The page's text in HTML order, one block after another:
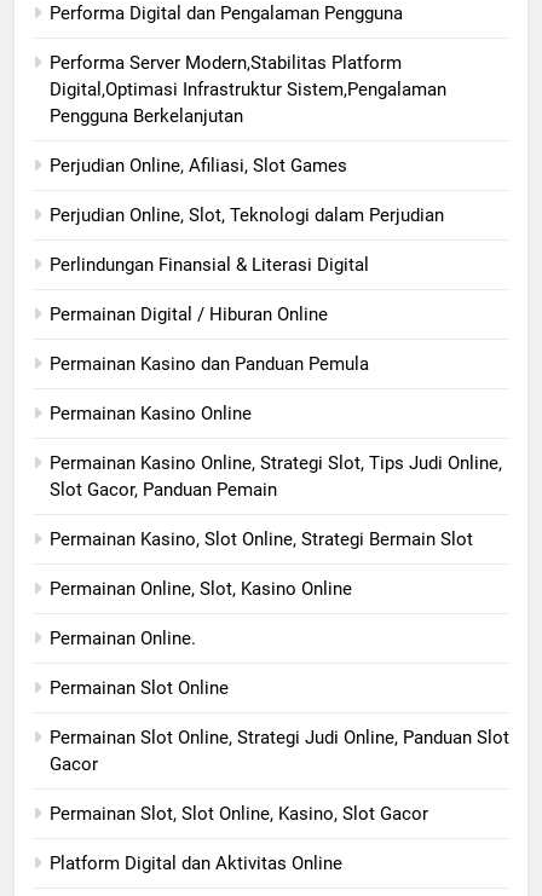
Performa Digital dan Pengalaman Pengguna
Performa Server Modern,Stabilitas Platform
Digital,Optimasi Infrastruktur Sistem,Pengalaman
Pengguna Berkelanjutan
Perjudian Online, Afiliasi, Slot Games
Perjudian Online, Slot, Teknologi dalam Perjudian
Perlindungan Finansial & Literasi Digital
Permainan Digital / Hiburan Online
Permainan Kasino dan Panduan Pemula
Permainan Kasino Online
Permainan Kasino Online, Strategi Slot, Tips Judi Online,
Slot Gacor, Panduan Pemain
Permainan Kasino, Slot Online, Strategi Bermain Slot
Permainan Online, Slot, Kasino Online
Permainan Online.
Permainan Slot Online
Permainan Slot Online, Strategi Judi Online, Panduan Slot
Gacor
Permainan Slot, Slot Online, Kasino, Slot Gacor
Platform Digital dan Aktivitas Online